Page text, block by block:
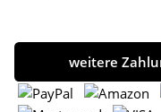
weitere